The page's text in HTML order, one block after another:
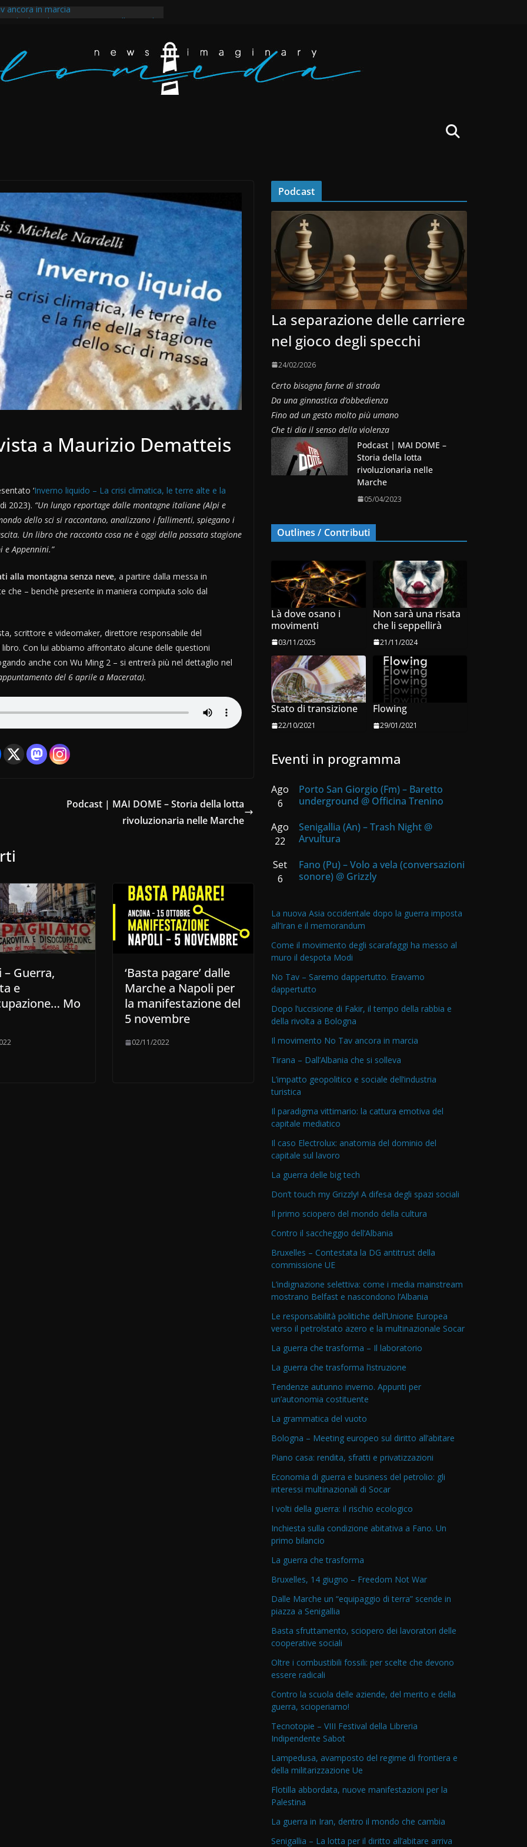
ancora in marcia
scarafaggi ha messo al muro il
Eravamo dappertutto
il tempo della rabbia e della rivolta a
a Maurizio Dematteis
‘Inverno liquido – La crisi climatica, le terre alte e la
2023). “Un lungo reportage dalle montagne italiane (Alpi e
dello sci si raccontano, analizzano i fallimenti, spiegano i
Un libro che racconta cosa ne è oggi della passata stagione
e Appennini.”
alla montagna senza neve, a partire dalla messa in
che – benchè presente in maniera compiuta solo dal
scrittore e videomaker, direttore responsabile del
Con lui abbiamo affrontato alcune delle questioni
anche con Wu Ming 2 – si entrerà più nel dettaglio nel
del 6 aprile a Macerata).
Podcast | MAI DOME – Storia della lotta
rivoluzionaria nelle Marche
– Guerra,
e
Mo
‘Basta pagare’ dalle
Marche a Napoli per
la manifestazione del
5 novembre
02/11/2022
Podcast
La separazione delle carriere
nel gioco degli specchi
24/02/2026
Certo bisogna farne di strada
Da una ginnastica d’obbedienza
Fino ad un gesto molto più umano
Che ti dia il senso della violenza
Podcast | MAI DOME –
Storia della lotta
rivoluzionaria nelle
Marche
05/04/2023
Outlines / Contributi
Là dove osano i
movimenti
03/11/2025
Non sarà una risata
che li seppellirà
21/11/2024
Stato di transizione
22/10/2021
Flowing
29/01/2021
Eventi in programma
Ago
6
Porto San Giorgio (Fm) – Baretto
underground @ Officina Trenino
Ago
22
Senigallia (An) – Trash Night @
Arvultura
Set
6
Fano (Pu) – Volo a vela (conversazioni
sonore) @ Grizzly
La nuova Asia occidentale dopo la guerra imposta
all’Iran e il memorandum
Come il movimento degli scarafaggi ha messo al
muro il despota Modi
No Tav – Saremo dappertutto. Eravamo
dappertutto
Dopo l’uccisione di Fakir, il tempo della rabbia e
della rivolta a Bologna
Il movimento No Tav ancora in marcia
Tirana – Dall’Albania che si solleva
L’impatto geopolitico e sociale dell’industria
turistica
Il paradigma vittimario: la cattura emotiva del
capitale mediatico
Il caso Electrolux: anatomia del dominio del
capitale sul lavoro
La guerra delle big tech
Don’t touch my Grizzly! A difesa degli spazi sociali
Il primo sciopero del mondo della cultura
Contro il saccheggio dell’Albania
Bruxelles – Contestata la DG antitrust della
commissione UE
L’indignazione selettiva: come i media mainstream
mostrano Belfast e nascondono l’Albania
Le responsabilità politiche dell’Unione Europea
verso il petrolstato azero e la multinazionale Socar
La guerra che trasforma – Il laboratorio
La guerra che trasforma l’istruzione
Tendenze autunno inverno. Appunti per
un’autonomia costituente
La grammatica del vuoto
Bologna – Meeting europeo sul diritto all’abitare
Piano casa: rendita, sfratti e privatizzazioni
Economia di guerra e business del petrolio: gli
interessi multinazionali di Socar
I volti della guerra: il rischio ecologico
Inchiesta sulla condizione abitativa a Fano. Un
primo bilancio
La guerra che trasforma
Bruxelles, 14 giugno – Freedom Not War
Dalle Marche un “equipaggio di terra” scende in
piazza a Senigallia
Basta sfruttamento, sciopero dei lavoratori delle
cooperative sociali
Oltre i combustibili fossili: per scelte che devono
essere radicali
Contro la scuola delle aziende, del merito e della
guerra, scioperiamo!
Tecnotopie – VIII Festival della Libreria
Indipendente Sabot
Lampedusa, avamposto del regime di frontiera e
della militarizzazione Ue
Flotilla abbordata, nuove manifestazioni per la
Palestina
La guerra in Iran, dentro il mondo che cambia
Senigallia – La lotta per il diritto all’abitare arriva